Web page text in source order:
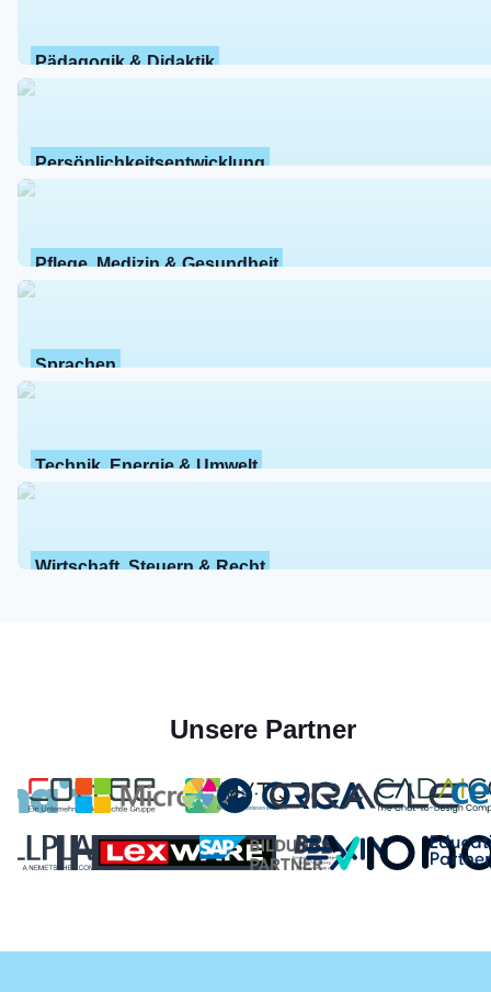
Pädagogik & Didaktik
Persönlichkeitsentwicklung
Pflege, Medizin & Gesundheit
Sprachen
Technik, Energie & Umwelt
Wirtschaft, Steuern & Recht
Unsere Partner